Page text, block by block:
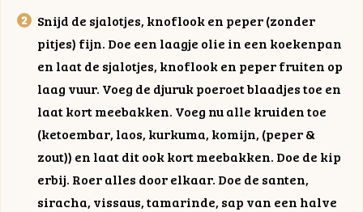
Snijd de sjalotjes, knoflook en peper (zonder
pitjes) fijn. Doe een laagje olie in een koekenpan
en laat de sjalotjes, knoflook en peper fruiten op
laag vuur. Voeg de djuruk poeroet blaadjes toe en
laat kort meebakken. Voeg nu alle kruiden toe
(ketoembar, laos, kurkuma, komijn, (peper &
zout)) en laat dit ook kort meebakken. Doe de kip
erbij. Roer alles door elkaar. Doe de santen,
siracha, vissaus, tamarinde, sap van een halve